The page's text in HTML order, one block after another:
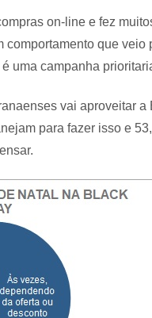
on-line e fez
comportamento que
uma campanha
vai aproveitar
para fazer isso e